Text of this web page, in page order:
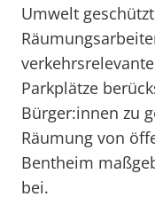
Umwelt
Parkplätze
Bürger:innen zu
Räumung von
Bentheim
bei.